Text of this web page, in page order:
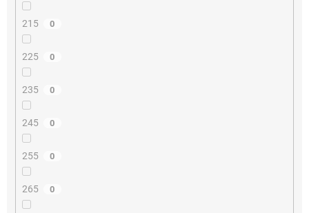
215 0
225 0
235 0
245 0
255 0
265 0